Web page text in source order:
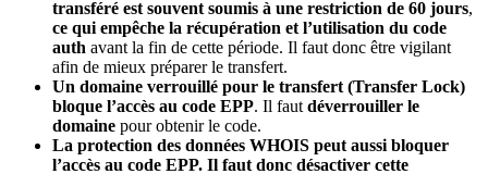
transféré est souvent soumis à une restriction de 60 jours,
ce qui empêche la récupération et l’utilisation du code
auth avant la fin de cette période. Il faut donc être vigilant
afin de mieux préparer le transfert.
Un domaine verrouillé pour le transfert (Transfer Lock)
bloque l’accès au code EPP. Il faut déverrouiller le
domaine pour obtenir le code.
La protection des données WHOIS peut aussi bloquer
l’accès au code EPP. Il faut donc désactiver cette